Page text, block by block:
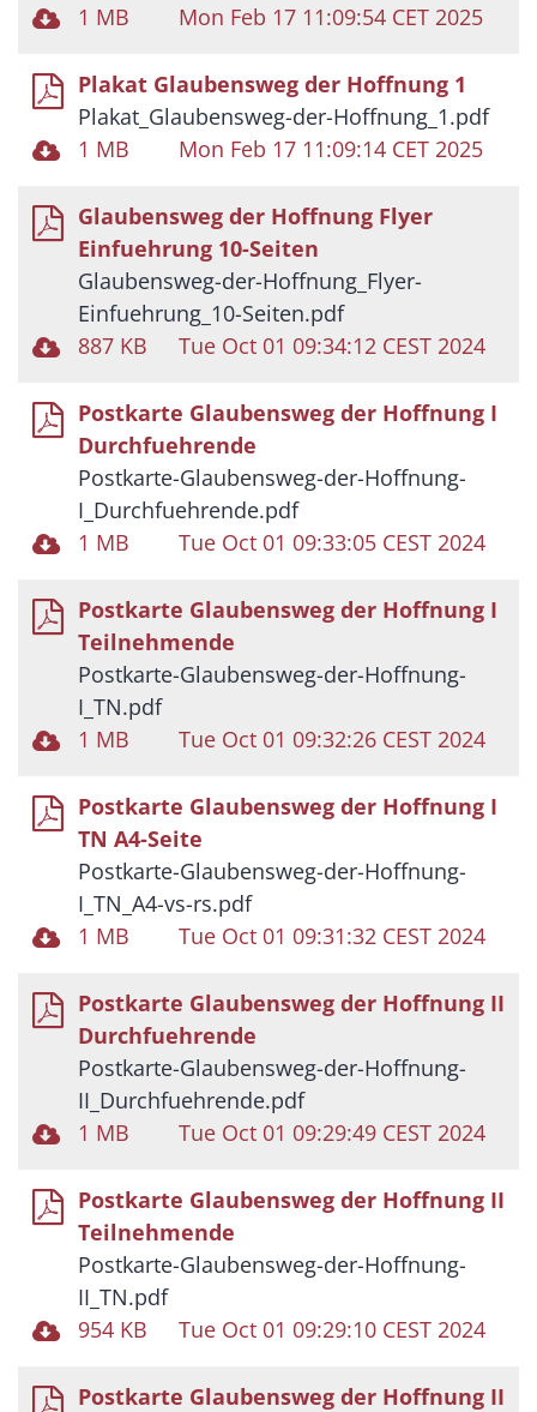
1 MB
Mon Feb 17 11:09:54 CET 2025
Plakat Glaubensweg der Hoffnung 1
Plakat_Glaubensweg-der-Hoffnung_1.pdf
1 MB
Mon Feb 17 11:09:14 CET 2025
Glaubensweg der Hoffnung Flyer
Einfuehrung 10-Seiten
Glaubensweg-der-Hoffnung_Flyer-
Einfuehrung_10-Seiten.pdf
887 KB
Tue Oct 01 09:34:12 CEST 2024
Postkarte Glaubensweg der Hoffnung I
Durchfuehrende
Postkarte-Glaubensweg-der-Hoffnung-
I_Durchfuehrende.pdf
1 MB
Tue Oct 01 09:33:05 CEST 2024
Postkarte Glaubensweg der Hoffnung I
Teilnehmende
Postkarte-Glaubensweg-der-Hoffnung-
I_TN.pdf
1 MB
Tue Oct 01 09:32:26 CEST 2024
Postkarte Glaubensweg der Hoffnung I
TN A4-Seite
Postkarte-Glaubensweg-der-Hoffnung-
I_TN_A4-vs-rs.pdf
1 MB
Tue Oct 01 09:31:32 CEST 2024
Postkarte Glaubensweg der Hoffnung II
Durchfuehrende
Postkarte-Glaubensweg-der-Hoffnung-
II_Durchfuehrende.pdf
1 MB
Tue Oct 01 09:29:49 CEST 2024
Postkarte Glaubensweg der Hoffnung II
Teilnehmende
Postkarte-Glaubensweg-der-Hoffnung-
II_TN.pdf
954 KB
Tue Oct 01 09:29:10 CEST 2024
Postkarte Glaubensweg der Hoffnung II